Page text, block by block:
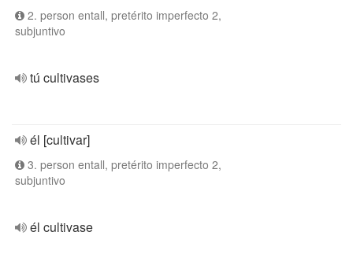
2. person entall, pretérito imperfecto 2,
subjuntivo
tú cultivases
él [cultivar]
3. person entall, pretérito imperfecto 2,
subjuntivo
él cultivase